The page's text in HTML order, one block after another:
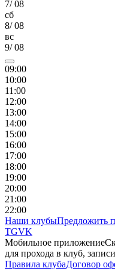
7/08
сб
8/08
вс
9/08
09:00
10:00
11 :00
12:00
13:00
14:00
15:00
16:00
17:00
18:00
19:00
20:00
21 :00
22:00
Наши клубыПредложить
TGVK
Мобильное приложение
для прохода в клуб,
Правила клубаДоговор